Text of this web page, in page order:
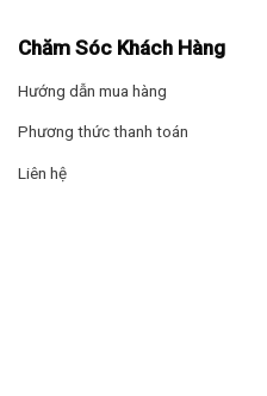
Chăm Sóc Khách Hàng
Hướng dẫn mua hàng
Phương thức thanh toán
Liên hệ